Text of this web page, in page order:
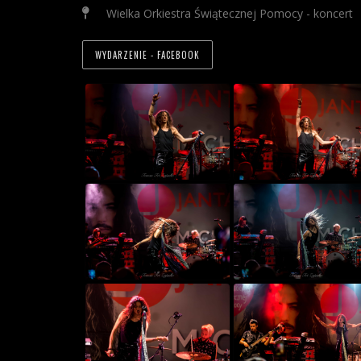
Wielka Orkiestra Świątecznej Pomocy - koncert
WYDARZENIE - FACEBOOK